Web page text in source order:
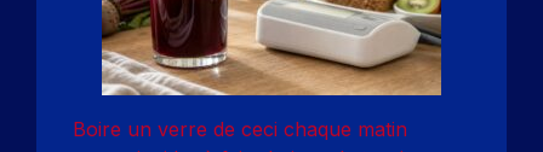
Boire un verre de ceci chaque matin